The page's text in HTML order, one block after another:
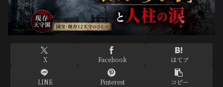
X Facebook はてブ
LINE Pinterest コピー